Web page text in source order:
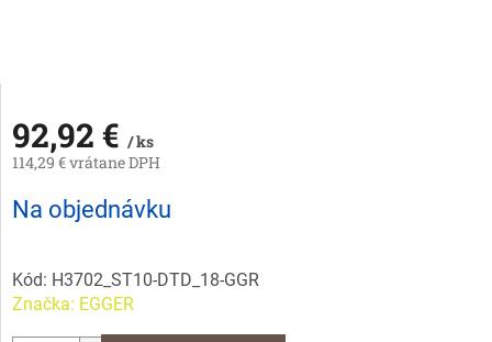
92,92 € / ks
114,29 € vrátane DPH
Jednotková
cena:
Na objednávku
Kód: H3702_ST10-DTD_18-GGR
Značka: EGGER